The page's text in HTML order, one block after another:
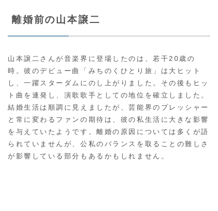
離婚前の山本譲二
山本譲二さんが音楽界に登場したのは、若干20歳の
時。彼のデビュー曲「みちのくひとり旅」は大ヒット
し、一躍スターダムにのし上がりました。その後もヒッ
ト曲を連発し、演歌歌手としての地位を確立しました。
結婚生活は順調に見えましたが、芸能界のプレッシャー
と常に変わるファンの期待は、彼の私生活に大きな影響
を与えていたようです。離婚の原因については多くが語
られていませんが、公私のバランスを取ることの難しさ
が影響している部分もあるかもしれません。